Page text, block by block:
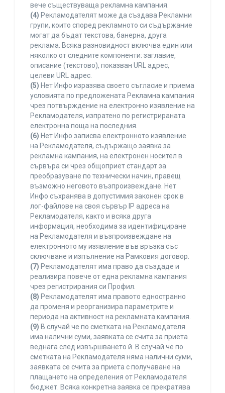
вече съществуваща рекламна кампания.
(4) Рекламодателят може да създава Рекламни
групи, които според рекламното си съдържание
могат да бъдат текстова, банерна, друга
реклама. Всяка разновидност включва един или
няколко от следните компоненти: заглавие,
описание (текстово), показван URL адрес,
целеви URL адрес.
(5) Нет Инфо изразява своето съгласие и приема
условията по предложената Рекламна кампания
чрез потвърждение на електронно изявление на
Рекламодателя, изпратено по регистрираната
електронна поща на последния.
(6) Нет Инфо записва електронното изявление
на Рекламодателя, съдържащо заявка за
рекламна кампания, на електронен носител в
сървъра си чрез общоприет стандарт за
преобразуване по технически начин, правещ
възможно неговото възпроизвеждане. Нет
Инфо съхранява в допустимия законен срок в
лог-файлове на своя сървър IP адреса на
Рекламодателя, както и всяка друга
информация, необходима за идентифициране
на Рекламодателя и възпроизвеждане на
електронното му изявление във връзка със
сключване и изпълнение на Рамковия договор.
(7) Рекламодателят има право да създаде и
реализира повече от една рекламна кампания
чрез регистрирания си Профил.
(8) Рекламодателят има правото едностранно
да променя и реорганизира параметрите и
периода на активност на рекламната кампания.
(9) В случай че по сметката на Рекламодателя
има налични суми, заявката се счита за приета
веднага след извършването й. В случай че по
сметката на Рекламодателя няма налични суми,
заявката се счита за приета с получаване на
плащането на определения от Рекламодателя
бюджет. Всяка конкретна заявка се прекратява